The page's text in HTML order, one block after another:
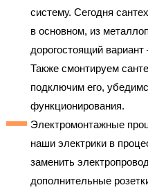
систему. Сегодня
в основном, из
дорогостоящий
Также смонтируем
подключим его,
функционирования.
Электромонтажные
наши электрики в
заменить
дополнительные